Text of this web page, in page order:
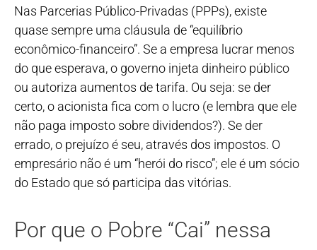
Nas Parcerias Público-Privadas (PPPs), existe
quase sempre uma cláusula de “equilíbrio
econômico-financeiro”. Se a empresa lucrar menos
do que esperava, o governo injeta dinheiro público
ou autoriza aumentos de tarifa. Ou seja: se der
certo, o acionista fica com o lucro (e lembra que ele
não paga imposto sobre dividendos?). Se der
errado, o prejuízo é seu, através dos impostos. O
empresário não é um “herói do risco”; ele é um sócio
do Estado que só participa das vitórias.
Por que o Pobre “Cai” nessa